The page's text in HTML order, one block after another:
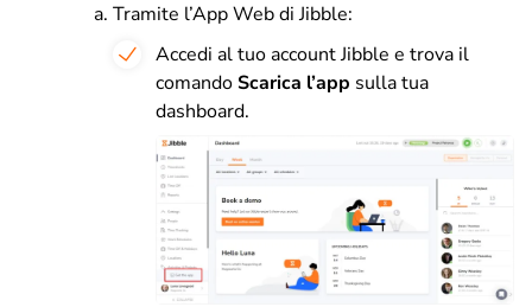
Tramite l’App Web di Jibble:
Accedi al tuo account Jibble e trova il
comandoScarica l’app sulla tua
dashboard.